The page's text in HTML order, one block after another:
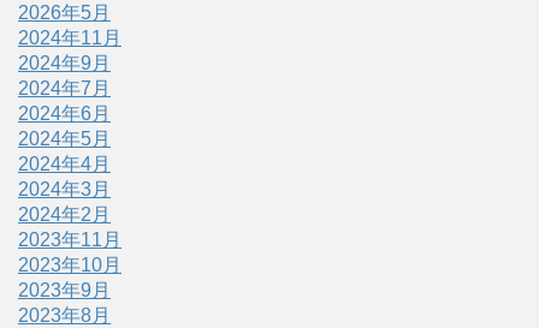
2026年5月
2024年11月
2024年9月
2024年7月
2024年6月
2024年5月
2024年4月
2024年3月
2024年2月
2023年11月
2023年10月
2023年9月
2023年8月